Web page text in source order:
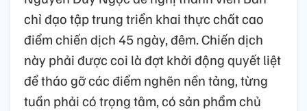
chỉ đạo tập trung triển khai thực chất cao
điểm chiến dịch 45 ngày, đêm. Chiến dịch
này phải được coi là đợt khởi động quyết liệt
để tháo gỡ các điểm nghẽn nền tảng, từng
tuần phải có trọng tâm, có sản phẩm chủ